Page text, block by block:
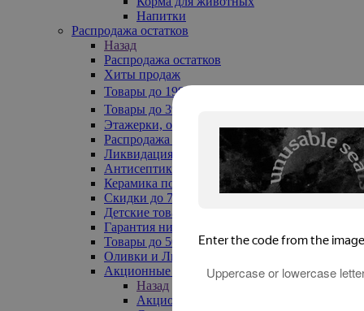
Напитки
Распродажа остатков
Назад
Распродажа остатков
Хиты продаж
Товары до 199₽
Товары до 399₽
Этажерки, обувницы
Распродажа текстиля до -50%
Ликвидация до -70%
Антисептики
Керамика по 129 руб
Скидки до 70%
Детские товары
Гарантия низкой цены
Товары до 500 руб
Оливки и Лимоны
Акционные товары
Назад
Акционные товары